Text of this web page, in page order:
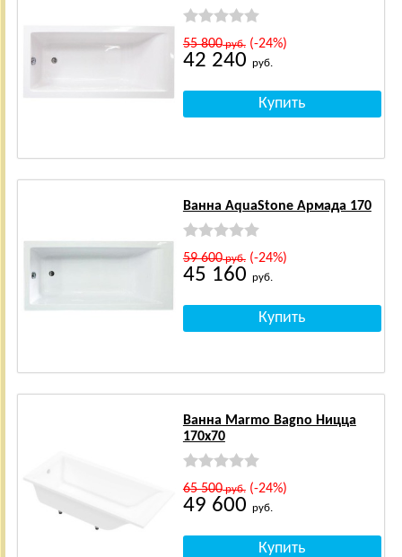
55 800руб.(-24%)
42 240 руб.
Ванна AquaStone Армада 170
59 600руб.(-24%)
45 160 руб.
Ванна Marmo Bagno Ницца
170x70
65 500руб.(-24%)
49 600 руб.